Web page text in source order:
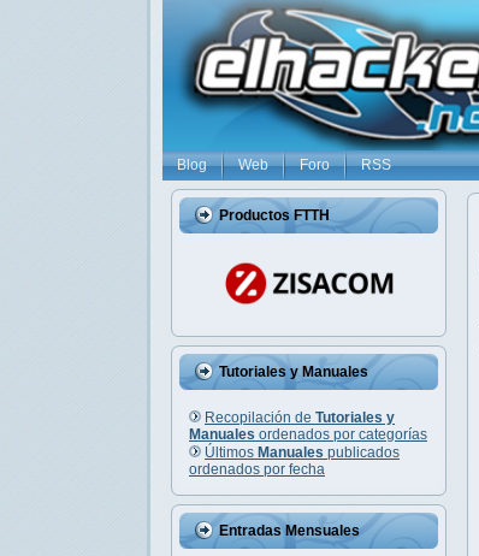
Blog Web Foro RSS
Productos FTTH
Tutoriales y Manuales
Recopilación de Tutoriales y
Manuales ordenados por categorías
Últimos Manuales publicados
ordenados por fecha
Entradas Mensuales